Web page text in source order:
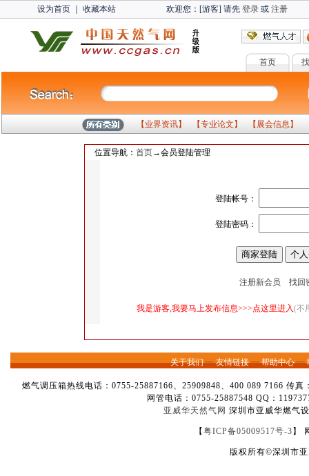
设为首页｜ 收藏本站 欢迎您：[游客] 请先 登录 或 注册
首页
【业界资讯】 【专业论文 】 【 展会信息 】
位置导航： 首页→会员登陆管理
登陆帐号：
登陆密码：
注册新会员 找回
我是游客,我要马上发布信息>>>点这里进入(不
关于我们┈友情链接┈帮助中心┈
燃气调压箱热线电话：0755-25887166、25909848、400 089 7166 传
网管电话：0755-25887548 QQ：
亚威华天然气网 深圳市亚威华燃气
【 粤ICP备05009517号-3 】
版权所有©深圳市